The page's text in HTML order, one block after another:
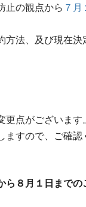
止の観点から ７
法、及び現在決
点がございます
すので、ご確認
ら８月１日までの